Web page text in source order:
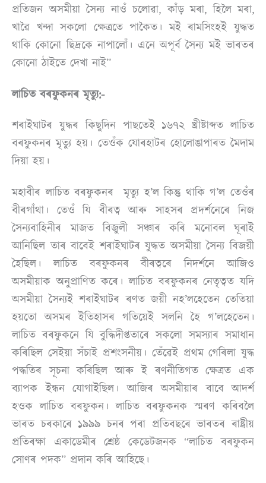
প্ৰতিজন অসমীয়া সৈন্য নাওঁ চলোৱা, কাঁড় মৰা, হিলৈ মৰা,
খাৱৈ খন্দা সকলো ক্ষেত্ৰতে পাকৈত। মই ৰামসিংহই যুদ্ধত
থাকি কোনো ছিদ্ৰকে নাপালোঁ। এনে অপূৰ্ব সৈন্য মই ভাৰতৰ
কোনো ঠাইতে দেখা নাই”
লাচিত বৰফুকনৰ মৃত্যু:-
শৰাইঘাটৰ যুদ্ধৰ কিছুদিন পাছতেই ১৬৭২ খ্ৰীষ্টাব্দত লাচিত
বৰফুকনৰ মৃত্যু হয়। তেওঁক যোৰহাটৰ হোলোঙাপাৰত মৈদাম
দিয়া হয়।
মহাবীৰ লাচিত বৰফুকনৰ মৃত্যু হ’ল কিন্তু থাকি গ’ল তেওঁৰ
বীৰগাঁথা। তেওঁ যি বীৰত্ব আৰু সাহসৰ প্ৰদৰ্শনেৰে নিজ
সৈন্যবাহিনীৰ মাজত বিজুলী সঞ্চাৰ কৰি মনোবল ঘূৰাই
আনিছিল তাৰ বাবেই শৰাইঘাটৰ যুদ্ধত অসমীয়া সৈন্য বিজয়ী
হৈছিল। লাচিত বৰফুকনৰ বীৰত্বৰে নিদৰ্শনে আজিও
অসমীয়াক অনুপ্ৰাণিত কৰে। লাচিত বৰফুকনৰ নেতৃত্বত যদি
অসমীয়া সৈন্যই শৰাইঘাটৰ ৰণত জয়ী নহ’লহেতেন তেতিয়া
হয়তো অসমৰ ইতিহাসৰ গতিয়েই সলনি হৈ গ’লহেতেন।
লাচিত বৰফুকনে যি বুদ্ধিদীপ্ততাৰে সকলো সমস্যাৰ সমাধান
কৰিছিল সেইয়া সঁচাই প্ৰশংসনীয়। তেঁৱেই প্ৰথম গেৰিলা যুদ্ধ
পদ্ধতিৰ সূচনা কৰিছিল আৰু ই ৰণনীতিগত ক্ষেত্ৰত এক
ব্যাপক ইন্ধন যোগাইছিল। আজিৰ অসমীয়াৰ বাবে আদৰ্শ
হওক লাচিত বৰফুকন। লাচিত বৰফুকনক স্মৰণ কৰিবলৈ
ভাৰত চৰকাৰে ১৯৯৯ চনৰ পৰা প্ৰতিবছৰে ভাৰতৰ ৰাষ্ট্ৰীয়
প্ৰতিৰক্ষা একাডেমীৰ শ্ৰেষ্ঠ কেডেটজনক “লাচিত বৰফুকন
সোণৰ পদক” প্ৰদান কৰি আহিছে।